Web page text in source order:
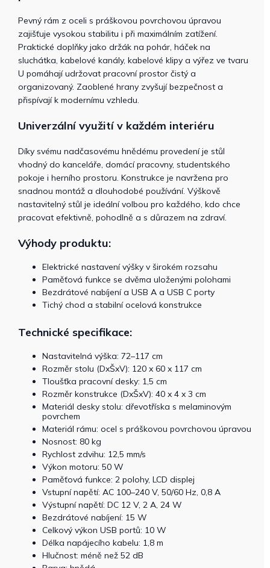
Pevný rám z oceli s práškovou povrchovou úpravou
zajišťuje vysokou stabilitu i při maximálním zatížení.
Praktické doplňky jako držák na pohár, háček na
sluchátka, kabelové kanály, kabelové klipy a výřez ve tvaru
U pomáhají udržovat pracovní prostor čistý a
organizovaný. Zaoblené hrany zvyšují bezpečnost a
přispívají k modernímu vzhledu.
Univerzální využití v každém interiéru
Díky svému nadčasovému hnědému provedení je stůl
vhodný do kanceláře, domácí pracovny, studentského
pokoje i herního prostoru. Konstrukce je navržena pro
snadnou montáž a dlouhodobé používání. Výškově
nastavitelný stůl je ideální volbou pro každého, kdo chce
pracovat efektivně, pohodlně a s důrazem na zdraví.
Výhody produktu:
Elektrické nastavení výšky v širokém rozsahu
Paměťová funkce se dvěma uloženými polohami
Bezdrátové nabíjení a USB A a USB C porty
Tichý chod a stabilní ocelová konstrukce
Technické specifikace:
Nastavitelná výška: 72–117 cm
Rozměr stolu (DxŠxV): 120 x 60 x 117 cm
Tloušťka pracovní desky: 1,5 cm
Rozměr konstrukce (DxŠxV): 40 x 4 x 3 cm
Materiál desky stolu: dřevotříska s melaminovým
povrchem
Materiál rámu: ocel s práškovou povrchovou úpravou
Nosnost: 80 kg
Rychlost zdvihu: 12,5 mm/s
Výkon motoru: 50 W
Paměťová funkce: 2 polohy, LCD displej
Vstupní napětí: AC 100–240 V, 50/60 Hz, 0,8 A
Výstupní napětí: DC 12 V, 2 A, 24 W
Bezdrátové nabíjení: 15 W
Celkový výkon USB portů: 10 W
Délka napájecího kabelu: 1,8 m
Hlučnost: méně než 52 dB